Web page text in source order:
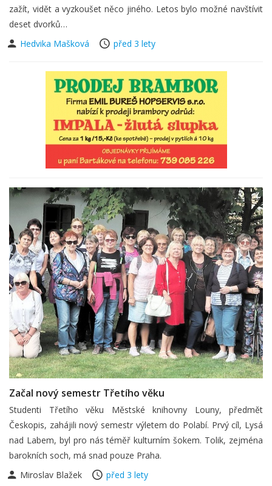
zažít, vidět a vyzkoušet něco jiného. Letos bylo možné navštívit
deset dvorků…
Hedvika Mašková
před 3 lety
Začal nový semestr Třetího věku
Studenti Třetího věku Městské knihovny Louny, předmět
Českopis, zahájili nový semestr výletem do Polabí. Prvý cíl, Lysá
nad Labem, byl pro nás téměř kulturním šokem. Tolik, zejména
barokních soch, má snad pouze Praha.
Miroslav Blažek
před 3 lety